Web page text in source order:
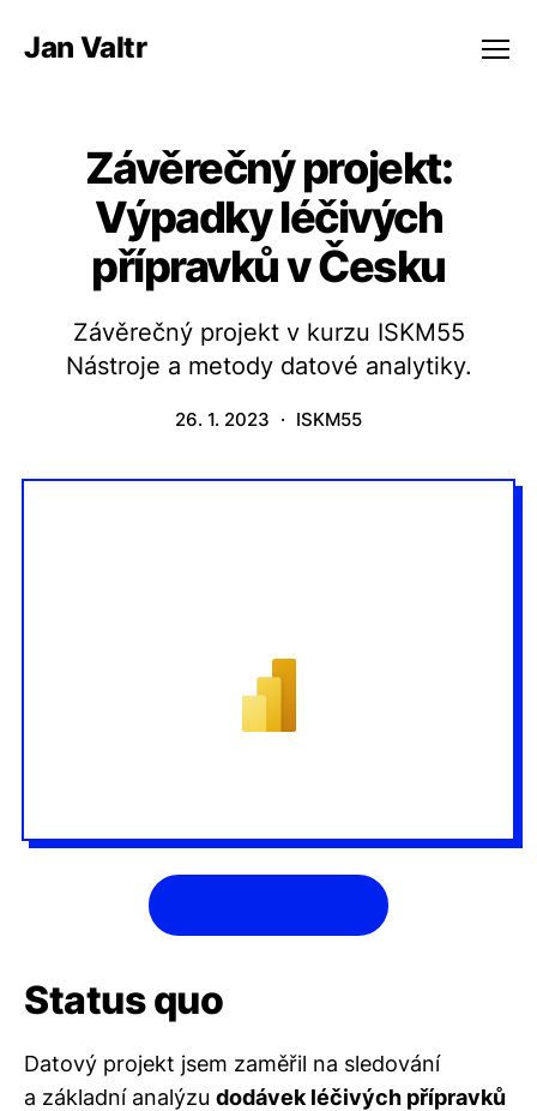
Jan Valtr
Závěrečný projekt:
Výpadky léčivých
přípravků v Česku
Závěrečný projekt v kurzu ISKM55
Nástroje a metody datové analytiky.
26. 1. 2023 ISKM55
Status quo
Datový projekt jsem zaměřil na sledování
a základní analýzu dodávek léčivých přípravků